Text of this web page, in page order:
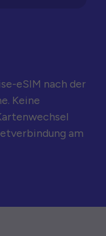
eSIM nach der
Keine
am